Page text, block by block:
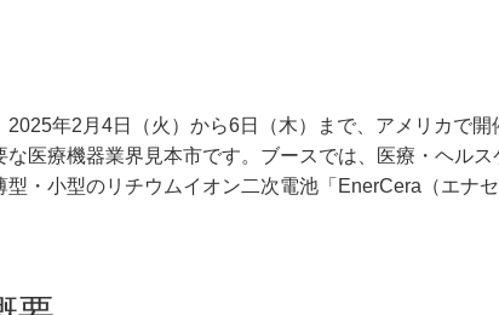
2025年2月4日（火）から6日（木）まで、アメリカで
な医療機器業界見本市です。ブースでは、医療・ヘル
型・小型のリチウムイオン二次電池「EnerCera（エナ